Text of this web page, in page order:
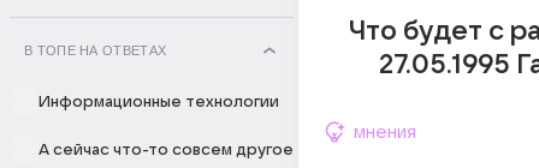
В ТОПЕ НА ОТВЕТАХ
Информационные технологии
А сейчас что-то совсем другое
Что будет с
27.05.1995
мнения